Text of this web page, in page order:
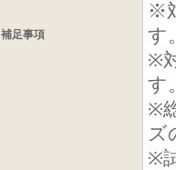
補足事項
※
す
※
す
※
ズ
※